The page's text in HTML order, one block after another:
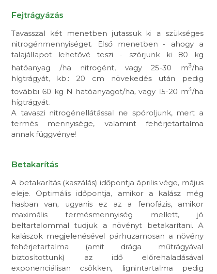
Fejtrágyázás
Tavasszal két menetben jutassuk ki a szükséges
nitrogénmennyiséget. Első menetben - ahogy a
talajállapot lehetővé teszi - szórjunk ki 80 kg
hatóanyag /ha nitrogént, vagy 25-30 m3/ha
hígtrágyát, kb.: 20 cm növekedés után pedig
további 60 kg N hatóanyagot/ha, vagy 15-20 m3/ha
hígtrágyát.
A tavaszi nitrogénellátással ne spóroljunk, mert a
termés mennyisége, valamint fehérjetartalma
annak függvénye!
Betakarítás
A betakarítás (kaszálás) időpontja április vége, május
eleje. Optimális időpontja, amikor a kalász még
hasban van, ugyanis ez az a fenofázis, amikor
maximális termésmennyiség mellett, jó
beltartalommal tudjuk a növényt betakarítani. A
kalászok megjelenésével párhuzamosan a növény
fehérjetartalma (amit drága műtrágyával
biztosítottunk) az idő előrehaladásával
exponenciálisan csökken, lignintartalma pedig